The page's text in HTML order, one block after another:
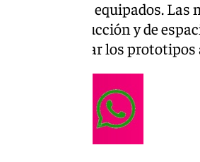
amplios y equipados.
de producción y de
y mejorar los